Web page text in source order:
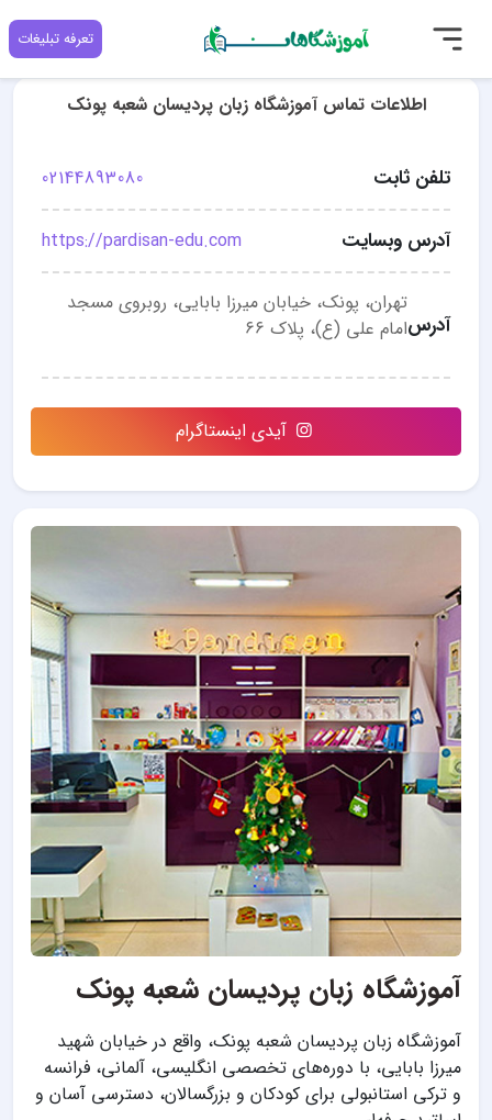
تعرفه تبلیغات
آموزشگاه زبان پردیسان شعبه پونک
آموزشگاه زبان پردیسان شعبه پونک، واقع در خیابان شهید
میرزا بابایی، با دوره‌های تخصصی انگلیسی، آلمانی، فرانسه
و ترکی استانبولی برای کودکان و بزرگسالان، دسترسی آسان و
اطلاعات تماس آموزشگاه زبان پردیسان شعبه پونک
تلفن ثابت 02144893080
آدرس وبسایت https://pardisan-edu.com
آدرس
تهران، پونک، خیابان میرزا بابایی، روبروی مسجد
امام علی (ع)، پلاک ۶۶
آیدی اینستاگرام